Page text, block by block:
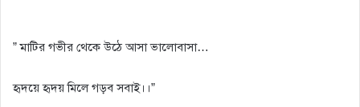
” মাটির গভীর থেকে উঠে আসা ভালোবাসা…
হৃদয়ে হৃদয় মিলে গড়ব সবাই।।”